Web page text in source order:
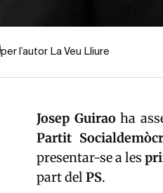
per l’autor La Veu Lliure
Josep Guiraoha
Partit
presentar-se a les
part delPS.